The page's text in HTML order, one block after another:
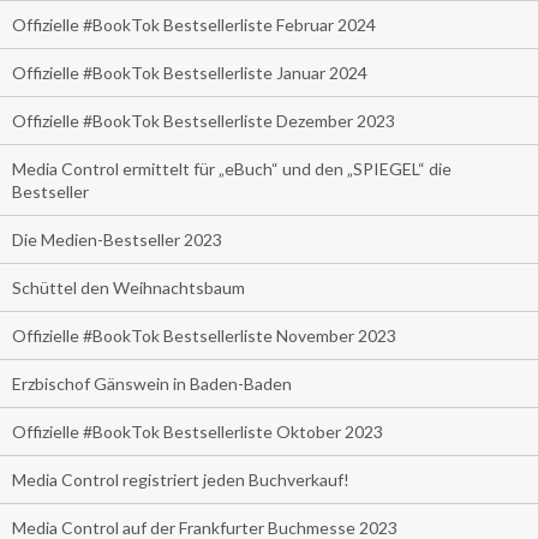
Offizielle #BookTok Bestsellerliste Februar 2024
Offizielle #BookTok Bestsellerliste Januar 2024
Offizielle #BookTok Bestsellerliste Dezember 2023
Media Control ermittelt für „eBuch“ und den „SPIEGEL“ die
Bestseller
Die Medien-Bestseller 2023
Schüttel den Weihnachtsbaum
Offizielle #BookTok Bestsellerliste November 2023
Erzbischof Gänswein in Baden-Baden
Offizielle #BookTok Bestsellerliste Oktober 2023
Media Control registriert jeden Buchverkauf!
Media Control auf der Frankfurter Buchmesse 2023